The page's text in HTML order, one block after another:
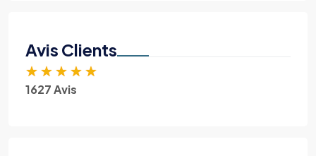
Avis Clients
★ ★ ★ ★ ★
1627 Avis